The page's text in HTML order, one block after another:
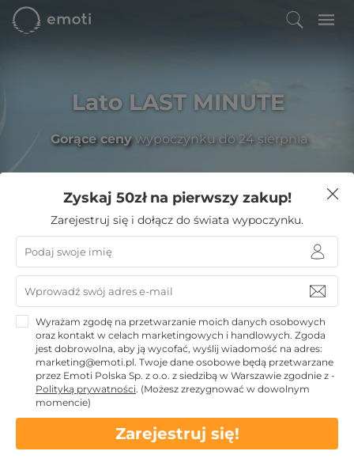
Lato LAST MINUTE
Gorące cenywypoczynku do 24 sierpnia
Filtruj
Emoti » Noclegi w górach » Stronie Śląskie noclegi »
VacationClub Sienna Apartments
VacationClub Sienna
Apartments
Stronie Śląskie
Nowoczesne apartamenty VacationClub Czarna
Góra w Stroniu Śląskim. Blisko stoków, tras
rowerowych i atrakcji resortu. Idealne miejsce na
Ferie Zimowe
Zyskaj 50zł na pierwszy zakup!
Zarejestruj się i dołącz do świata wypoczynku.
Wyrażam zgodę na przetwarzanie moich danych osobowych
oraz kontakt w celach marketingowych i handlowych. Zgoda
jest dobrowolna, aby ją wycofać, wyślij wiadomość na adres:
marketing@emoti.pl. Twoje dane osobowe będą przetwarzane
przez Emoti Polska Sp. z o.o. z siedzibą w Warszawie zgodnie z -
Polityką prywatności. (Możesz zrezygnować w dowolnym
momencie)
Zarejestruj się!